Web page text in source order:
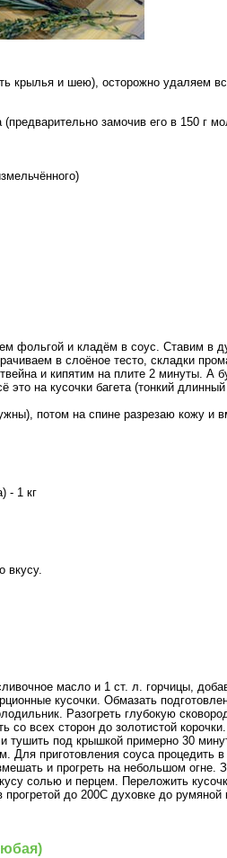
крылья и шею), осторожно удаляем
замочив его в 150 г
фольгой и кладём в соус. Ставим в
в слоёное тесто, складки
и кипятим на плите 2 минуты. А
на кусочки багета (тонкий
потом на спине разрезаю кожу и
- 1 кг
вкусу.
масло и 1 ст. л. горчицы,
кусочки. Обмазать
Разогреть глубокую
со всех сторон до золотистой корочки.
тушить под крышкой примерно 30
Для приготовления соуса процедить
и прогреть на небольшом
солью и перцем. Переложить
до 200С духовке до